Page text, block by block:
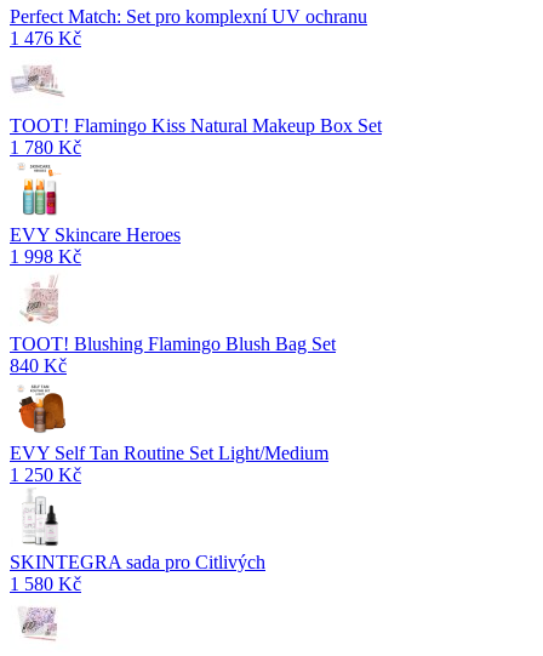
Perfect Match: Set pro komplexní UV ochranu
1 476 Kč
TOOT! Flamingo Kiss Natural Makeup Box Set
1 780 Kč
EVY Skincare Heroes
1 998 Kč
TOOT! Blushing Flamingo Blush Bag Set
840 Kč
EVY Self Tan Routine Set Light/Medium
1 250 Kč
SKINTEGRA sada pro Citlivých
1 580 Kč